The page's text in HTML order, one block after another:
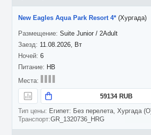
11.08.2026, Вт
6
New Eagles Aqua Park Resort 4* (Хургада)
Suite Junior / 2Adult
HB
59134 RUB
Египет: Без перелета, Хургада
GR_1320736_HRG